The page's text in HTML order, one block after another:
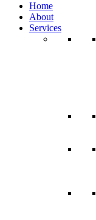
Home
About
Services